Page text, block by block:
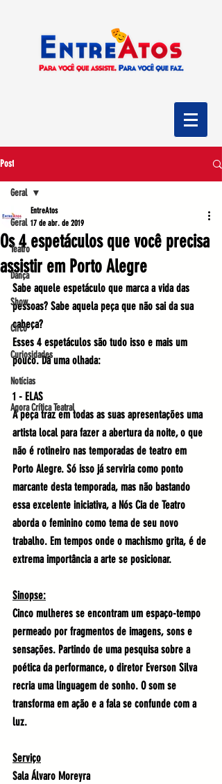
Post
Geral
Teatro
Dança
Show
Circo
Curiosidades
Notícias
Agora Crítica Teatral
Geral
Os 4 espetáculos que você precisa
assistir em Porto Alegre
EntreAtos
17 de abr. de 2019
Sabe aquele espetáculo que marca a vida das
pessoas? Sabe aquela peça que não sai da sua
cabeça?
Esses 4 espetáculos são tudo isso e mais um
pouco. Dá uma olhada:
1 - ELAS
A peça traz em todas as suas apresentações uma
artista local para fazer a abertura da noite, o que
não é rotineiro nas temporadas de teatro em
Porto Alegre. Só isso já serviria como ponto
marcante desta temporada, mas não bastando
essa excelente iniciativa, a Nós Cia de Teatro
aborda o feminino como tema de seu novo
trabalho. Em tempos onde o machismo grita, é de
extrema importância a arte se posicionar.
Sinopse:
Cinco mulheres se encontram um espaço-tempo
permeado por fragmentos de imagens, sons e
sensações. Partindo de uma pesquisa sobre a
poética da performance, o diretor Everson Silva
recria uma linguagem de sonho. O som se
transforma em ação e a fala se confunde com a
luz.
Serviço
Sala Álvaro Moreyra